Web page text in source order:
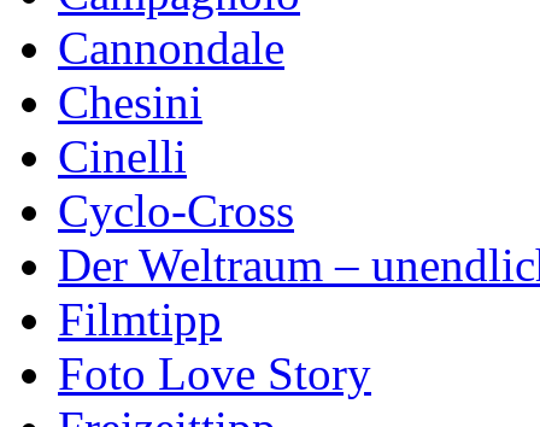
Cannondale
Chesini
Cinelli
Cyclo-Cross
Der Weltraum –
Filmtipp
Foto Love Story